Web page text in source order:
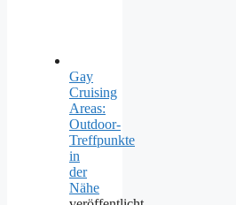
Gay
Cruising
Areas:
Outdoor-
Treffpunkte
in
der
Nähe